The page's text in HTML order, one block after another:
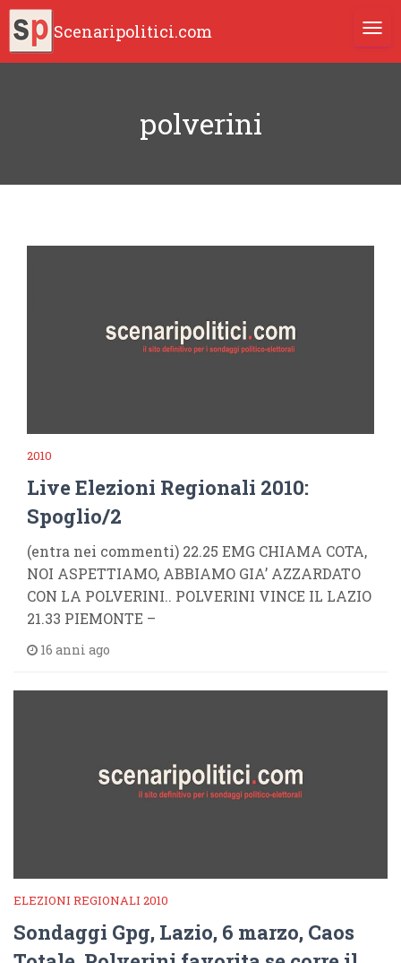
Scenaripolitici.com
polverini
2010
Live Elezioni Regionali 2010:
Spoglio/2
(entra nei commenti) 22.25 EMG CHIAMA COTA,
NOI ASPETTIAMO, ABBIAMO GIA’ AZZARDATO
CON LA POLVERINI.. POLVERINI VINCE IL LAZIO
21.33 PIEMONTE –
16 anni ago
ELEZIONI REGIONALI 2010
Sondaggi Gpg, Lazio, 6 marzo, Caos